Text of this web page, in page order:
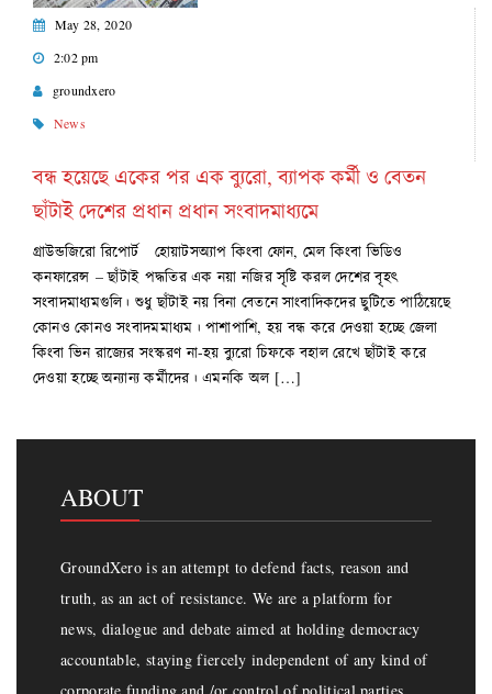
May 28, 2020
2:02 pm
groundxero
News
বন্ধ হয়েছে একের পর এক ব্যুরো, ব্যাপক কর্মী ও বেতন
ছাঁটাই দেশের প্রধান প্রধান সংবাদমাধ্যমে
গ্রাউন্ডজিরো রিপোর্ট হোয়াটসঅ্যাপ কিংবা ফোন, মেল কিংবা ভিডিও
কনফারেন্স – ছাঁটাই পদ্ধতির এক নয়া নজির সৃষ্টি করল দেশের বৃহৎ
সংবাদমাধ্যমগুলি। শুধু ছাঁটাই নয় বিনা বেতনে সাংবাদিকদের ছুটিতে পাঠিয়েছে
কোনও কোনও সংবাদমমাধ্যম। পাশাপাশি, হয় বন্ধ করে দেওয়া হচ্ছে জেলা
কিংবা ভিন রাজ্যের সংস্করণ না-হয় ব্যুরো চিফকে বহাল রেখে ছাঁটাই করে
দেওয়া হচ্ছে অন্যান্য কর্মীদের। এমনকি অল […]
ABOUT
GroundXero is an attempt to defend facts, reason and
truth, as an act of resistance. We are a platform for
news, dialogue and debate aimed at holding democracy
accountable, staying fiercely independent of any kind of